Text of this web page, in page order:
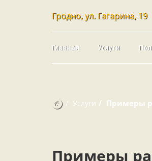
Гродно, ул. Гагарина, 19
Главная Услуги
Услуги Примеры
Примеры